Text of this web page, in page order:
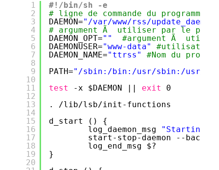
1
2
3
4
5
6
7
8
9
10
11
12
13
14
15
16
17
18
19
20
#!/bin/sh -e
# ligne de commande du programme
DAEMON="/var/www/rss/
# argument Ã  utiliser par le
DAEMON_OPT=""
#argument Ã
DAEMONUSER="www-data"
#utilisateur
DAEMON_NAME="ttrss"
#Nom du
PATH="/sbin:/bin:/usr/sbin:/usr/
test
-x $DAEMON || exit
0
. /lib/lsb/init-functions
d_start () {
log_daemon_msg "Starting
start-stop-daemon --
log_end_msg $?
}